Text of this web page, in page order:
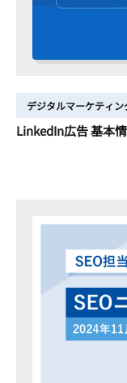
デジタルマーケティン
LinkedIn広告 基本